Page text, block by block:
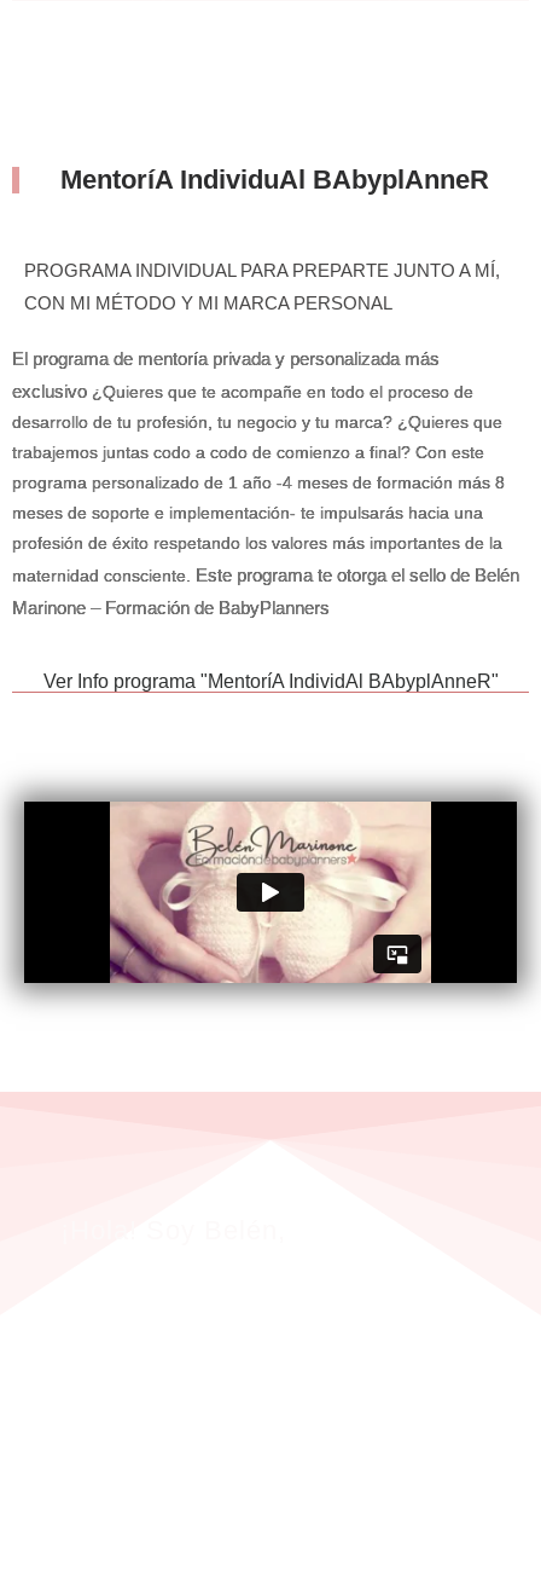
MentoríA IndividuAl BAbyplAnneR
PROGRAMA INDIVIDUAL PARA PREPARTE JUNTO A MÍ,
CON MI MÉTODO Y MI MARCA PERSONAL
El programa de mentoría privada y personalizada más
exclusivo ¿Quieres que te acompañe en todo el proceso de
desarrollo de tu profesión, tu negocio y tu marca? ¿Quieres que
trabajemos juntas codo a codo de comienzo a final? Con este
programa personalizado de 1 año -4 meses de formación más 8
meses de soporte e implementación- te impulsarás hacia una
profesión de éxito respetando los valores más importantes de la
maternidad consciente. Este programa te otorga el sello de Belén
Marinone – Formación de BabyPlanners
Ver Info programa "MentoríA IndividAl BAbyplAnneR"